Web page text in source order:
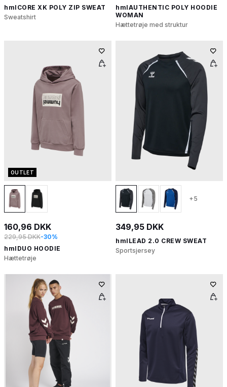
hmlCORE XK POLY ZIP SWEAT
Sweatshirt
hmlAUTHENTIC POLY HOODIE
WOMAN
Hættetrøje med struktur
OUTLET
160,96 DKK
229,95 DKK-30%
hmlDUO HOODIE
Hættetrøje
+5
349,95 DKK
hmlLEAD 2.0 CREW SWEAT
Sportsjersey